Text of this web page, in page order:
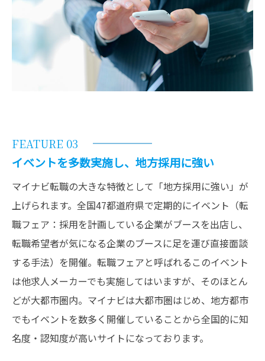
FEATURE 03
イベントを多数実施し、地方採用に強い
マイナビ転職の大きな特徴として「地方採用に強い」が
上げられます。全国47都道府県で定期的にイベント（転
職フェア：採用を計画している企業がブースを出店し、
転職希望者が気になる企業のブースに足を運び直接面談
する手法）を開催。転職フェアと呼ばれるこのイベント
は他求人メーカーでも実施してはいますが、そのほとん
どが大都市圏内。マイナビは大都市圏はじめ、地方都市
でもイベントを数多く開催していることから全国的に知
名度・認知度が高いサイトになっております。